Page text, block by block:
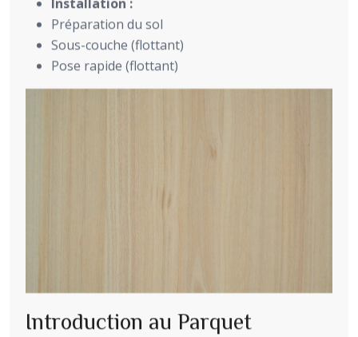
Préparation du sol
Sous-couche (flottant)
Pose rapide (flottant)
Introduction au Parquet